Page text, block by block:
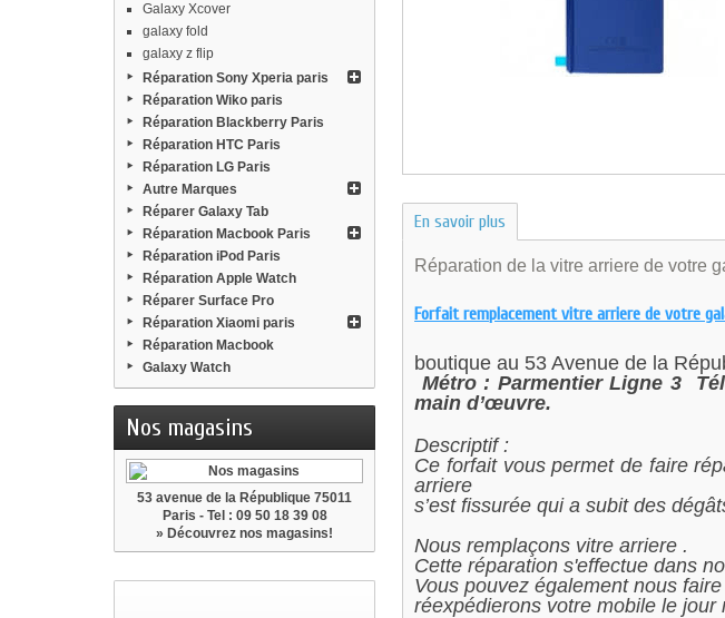
Galaxy Xcover
galaxy fold
galaxy z flip
Réparation Sony Xperia paris
Réparation Wiko paris
Réparation Blackberry Paris
Réparation HTC Paris
Réparation LG Paris
Autre Marques
Réparer Galaxy Tab
Réparation Macbook Paris
Réparation iPod Paris
Réparation Apple Watch
Réparer Surface Pro
Réparation Xiaomi paris
Réparation Macbook
Galaxy Watch
Nos magasins
53 avenue de la République 75011
Paris - Tel : 09 50 18 39 08
» Découvrez nos magasins!
En savoir plus
Réparation de la vitre arriere de votre
Forfait remplacement vitre arriere de votre
boutique au 53 Avenue de la
Métro : Parmentier Ligne 3
main d’œuvre.
Descriptif :
Ce forfait vous permet de faire
arriere
s’est fissurée qui a subit des
Nous remplaçons vitre arriere .
Cette réparation s'effectue dans
Vous pouvez également nous
réexpédierons votre mobile le jour